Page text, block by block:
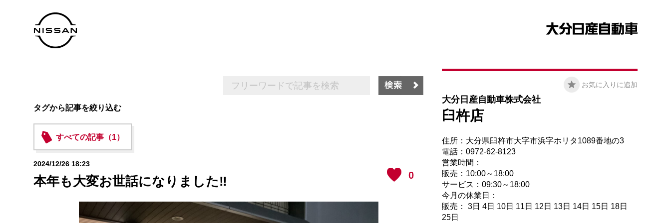
タグから記事を絞り込む
すべての記事（1）
0
2024/12/26 18:23
本年も大変お世話になりました‼︎
お気に入りに追加
大分日産自動車株式会社
臼杵店
住所：大分県臼杵市大字市浜字ホリタ1089番地の3
電話：0972-62-8123
営業時間：
販売：10:00～18:00
サービス：09:30～18:00
今月の休業日：
販売： 3日 4日 10日 11日 12日 13日 14日 15日 18日
25日